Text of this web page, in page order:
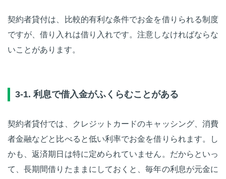
契約者貸付は、比較的有利な条件でお金を借りられる制度
ですが、借り入れは借り入れです。注意しなければならな
いことがあります。
3-1. 利息で借入金がふくらむことがある
契約者貸付では、クレジットカードのキャッシング、消費
者金融などと比べると低い利率でお金を借りられます。し
かも、返済期日は特に定められていません。だからといっ
て、長期間借りたままにしておくと、毎年の利息が元金に